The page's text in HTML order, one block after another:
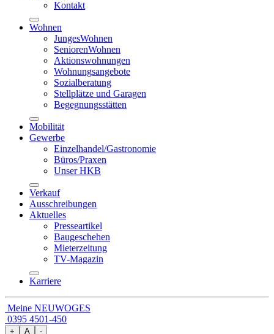
Kontakt
Wohnen
JungesWohnen
SeniorenWohnen
Aktionswohnungen
Wohnungsangebote
Sozialberatung
Stellplätze und Garagen
Begegnungsstätten
Mobilität
Gewerbe
Einzelhandel/Gastronomie
Büros/Praxen
Unser HKB
Verkauf
Ausschreibungen
Aktuelles
Presseartikel
Baugeschehen
Mieterzeitung
TV-Magazin
Karriere
Meine NEUWOGES
0395 4501-450
+ A -